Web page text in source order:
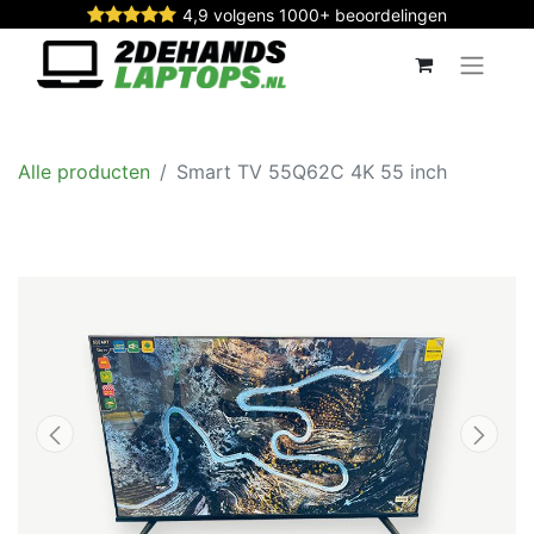
4,9 volgens 1000+ beoordelingen
Alle producten Smart TV 55Q62C 4K 55 inch